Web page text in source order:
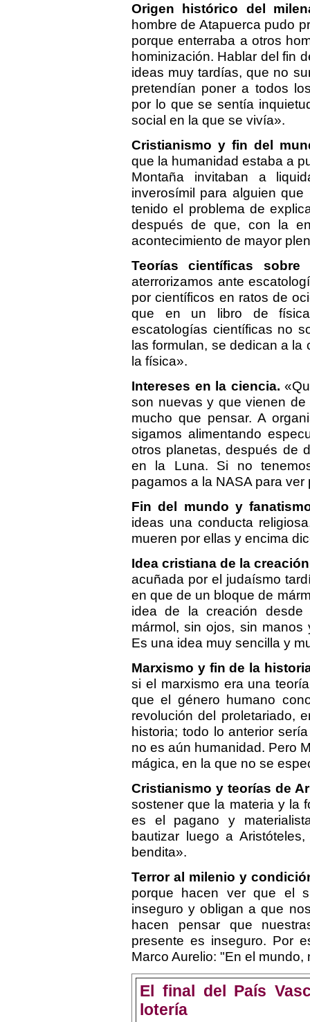
Origen histórico del
hombre de Atapuerca pudo
porque enterraba a otros
hominización. Hablar del fin
ideas muy tardías, que no
pretendían poner a todos
por lo que se sentía
social en la que se vivía».
Cristianismo y fin del
que la humanidad estaba a
Montaña invitaban a
inverosímil para alguien
tenido el problema de
después de que, con la
acontecimiento de mayor
Teorías científicas
aterrorizamos ante
por científicos en ratos de
que en un libro de
escatologías científicas no
las formulan, se dedican a
la física».
Intereses en la ciencia.
son nuevas y que vienen
mucho que pensar. A
sigamos alimentando
otros planetas, después de
en la Luna. Si no
pagamos a la NASA para ver
Fin del mundo y
ideas una conducta
mueren por ellas y encima
Idea cristiana de la
acuñada por el judaísmo
en que de un bloque de
idea de la creación
mármol, sin ojos, sin
Es una idea muy sencilla y
Marxismo y fin de la
si el marxismo era una
que el género humano
revolución del proletariado,
historia; todo lo anterior
no es aún humanidad. Pero
mágica, en la que no se
Cristianismo y teorías de
sostener que la materia y la
es el pagano y
bautizar luego a
bendita».
Terror al milenio y
porque hacen ver que el
inseguro y obligan a que
hacen pensar que
presente es inseguro. Por
Marco Aurelio: "En el
El final del País
lotería